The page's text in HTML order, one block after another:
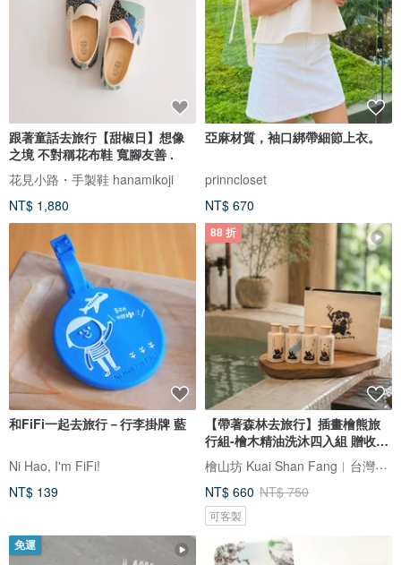
跟著童話去旅行【甜椒日】想像
之境 不對稱花布鞋 寬腳友善 .
花見小路・手製鞋 hanamikoji
NT$ 1,880
亞麻材質，袖口綁帶細節上衣。
prinncloset
NT$ 670
和FiFi一起去旅行－行李掛牌 藍
Ni Hao, I'm FiFi!
NT$ 139
88 折
【帶著森林去旅行】插畫檜熊旅
行組-檜木精油洗沐四入組 贈收納
袋
檜山坊 Kuai Shan Fang︱台灣檜木香氛領導品牌，療癒森林
NT$ 660 NT$ 750
可客製
免運